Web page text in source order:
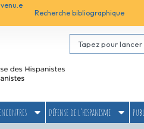
Recherche bibliographique
Défense de l’hispanisme